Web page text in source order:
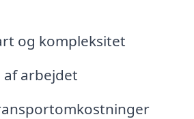
og kompleksitet
af arbejdet